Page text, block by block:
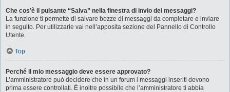
Che cos’è il pulsante “Salva” nella finestra di invio dei messaggi?
La funzione ti permette di salvare bozze di messaggi da completare e inviare
in seguito. Per utilizzarle vai nell’apposita sezione del Pannello di Controllo
Utente.
Top
Perché il mio messaggio deve essere approvato?
L’amministratore può decidere che in un forum i messaggi inseriti devono
prima essere controllati. È inoltre possibile che l’amministratore ti abbia